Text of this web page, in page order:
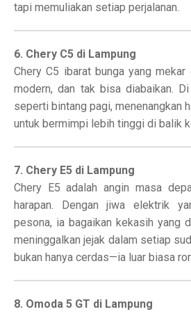
tapi memuliakan setiap perjalanan.
6. Chery C5 di Lampung
Chery C5 ibarat bunga yang
modern, dan tak bisa diabaikan.
seperti bintang pagi, menenangkan
untuk bermimpi lebih tinggi di balik
7. Chery E5 di Lampung
Chery E5 adalah angin masa
harapan. Dengan jiwa elektrik
pesona, ia bagaikan kekasih yang
meninggalkan jejak dalam setiap
bukan hanya cerdas—ia luar biasa
8. Omoda 5 GT di Lampung